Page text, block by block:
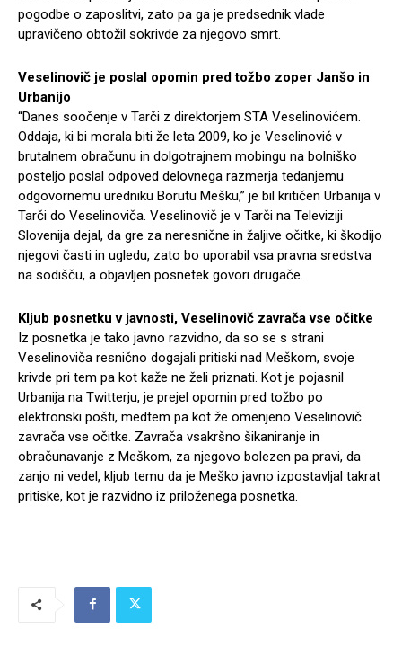
pogodbe o zaposlitvi, zato pa ga je predsednik vlade
upravičeno obtožil sokrivde za njegovo smrt.
Veselinovič je poslal opomin pred tožbo zoper Janšo in
Urbanijo
“Danes soočenje v Tarči z direktorjem STA Veselinovićem.
Oddaja, ki bi morala biti že leta 2009, ko je Veselinović v
brutalnem obračunu in dolgotrajnem mobingu na bolniško
posteljo poslal odpoved delovnega razmerja tedanjemu
odgovornemu uredniku Borutu Mešku,” je bil kritičen Urbanija v
Tarči do Veselinoviča. Veselinovič je v Tarči na Televiziji
Slovenija dejal, da gre za neresnične in žaljive očitke, ki škodijo
njegovi časti in ugledu, zato bo uporabil vsa pravna sredstva
na sodišču, a objavljen posnetek govori drugače.
Kljub posnetku v javnosti, Veselinovič zavrača vse očitke
Iz posnetka je tako javno razvidno, da so se s strani
Veselinoviča resnično dogajali pritiski nad Meškom, svoje
krivde pri tem pa kot kaže ne želi priznati. Kot je pojasnil
Urbanija na Twitterju, je prejel opomin pred tožbo po
elektronski pošti, medtem pa kot že omenjeno Veselinovič
zavrača vse očitke. Zavrača vsakršno šikaniranje in
obračunavanje z Meškom, za njegovo bolezen pa pravi, da
zanjo ni vedel, kljub temu da je Meško javno izpostavljal takrat
pritiske, kot je razvidno iz priloženega posnetka.